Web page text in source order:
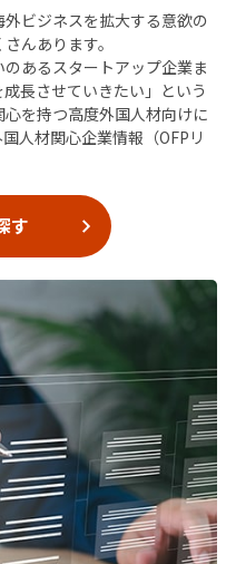
ビジネスを拡大する意欲の
んあります。
あるスタートアップ企業ま
長させていきたい」という
を持つ高度外国人材向けに
人材関心企業情報（OFPリ
す